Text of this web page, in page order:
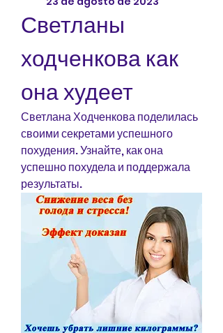
Светланы
ходченкова как
она худеет
Светлана Ходченкова поделилась
своими секретами успешного
похудения. Узнайте, как она
успешно похудела и поддержала
результаты.